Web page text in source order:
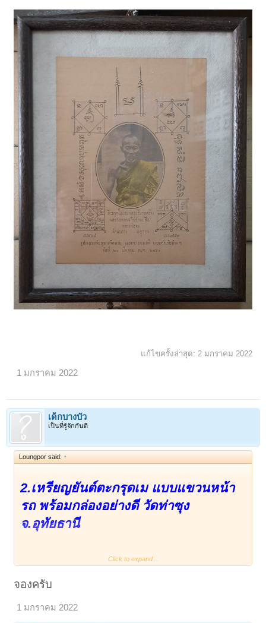
แก้ไขครั้งล่าสุด: 2 มกราคม 2022
1 มกราคม 2022
เด็กบางบัว
เป็นที่รู้จักกันดี
Loungpor said: ↑
2.เหรียญยันต์ตะกรุดเม แบบแขวนหน้า
รถ พร้อมกล่องอย่างดี วัดท่าซุง
จ.อุทัยธานี
ถือเป็นสุดยอดตะกรุดของหลวงพ่อ ซึ่ง
ประสงค์ดีทำไสยศาสตร์คุณไสยดำเพื่อ
Click to expand...
จองครับ
1 มกราคม 2022